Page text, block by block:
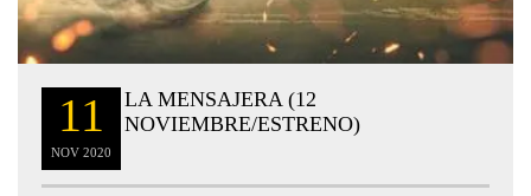
11
NOV 2020
LA MENSAJERA (12
NOVIEMBRE/ESTRENO)